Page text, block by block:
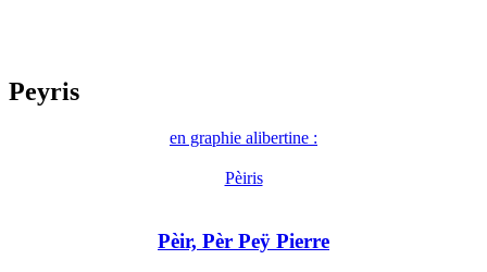
Peyris
en graphie alibertine :
Pèiris
Pèir, Pèr Peÿ Pierre